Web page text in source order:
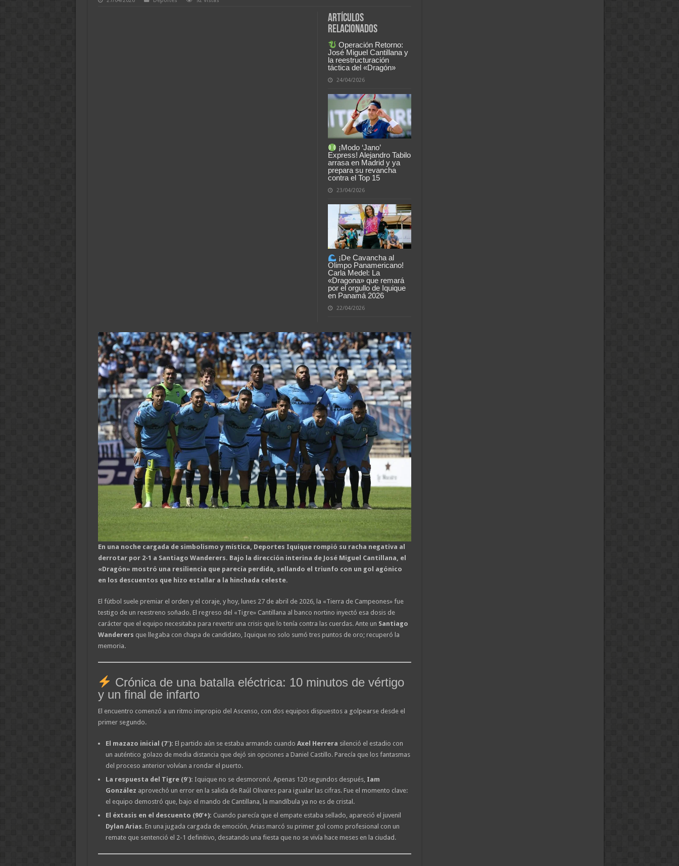
Artículos
relacionados
Operación Retorno:
José Miguel Cantillana y
la reestructuración
táctica del «Dragón»
24/04/2026
¡Modo ‘Jano’
Express! Alejandro Tabilo
arrasa en Madrid y ya
prepara su revancha
contra el Top 15
23/04/2026
¡De Cavancha al
Olimpo Panamericano!
Carla Medel: La
«Dragona» que remará
por el orgullo de Iquique
en Panamá 2026
22/04/2026
En una noche cargada de simbolismo y mística, Deportes Iquique rompió su racha negativa al
derrotar por 2-1 a Santiago Wanderers. Bajo la dirección interina de José Miguel Cantillana, el
«Dragón» mostró una resiliencia que parecía perdida, sellando el triunfo con un gol agónico
en los descuentos que hizo estallar a la hinchada celeste.
El fútbol suele premiar el orden y el coraje, y hoy, lunes 27 de abril de 2026, la «Tierra de Campeones» fue
testigo de un reestreno soñado. El regreso del «Tigre» Cantillana al banco nortino inyectó esa dosis de
carácter que el equipo necesitaba para revertir una crisis que lo tenía contra las cuerdas. Ante un Santiago
Wanderers que llegaba con chapa de candidato, Iquique no solo sumó tres puntos de oro; recuperó la
memoria.
Crónica de una batalla eléctrica: 10 minutos de vértigo
y un final de infarto
El encuentro comenzó a un ritmo impropio del Ascenso, con dos equipos dispuestos a golpearse desde el
primer segundo.
El mazazo inicial (7′): El partido aún se estaba armando cuando Axel Herrera silenció el estadio con
un auténtico golazo de media distancia que dejó sin opciones a Daniel Castillo. Parecía que los fantasmas
del proceso anterior volvían a rondar el puerto.
La respuesta del Tigre (9′): Iquique no se desmoronó. Apenas 120 segundos después, Iam
González aprovechó un error en la salida de Raúl Olivares para igualar las cifras. Fue el momento clave:
el equipo demostró que, bajo el mando de Cantillana, la mandíbula ya no es de cristal.
El éxtasis en el descuento (90’+): Cuando parecía que el empate estaba sellado, apareció el juvenil
Dylan Arias. En una jugada cargada de emoción, Arias marcó su primer gol como profesional con un
remate que sentenció el 2-1 definitivo, desatando una fiesta que no se vivía hace meses en la ciudad.